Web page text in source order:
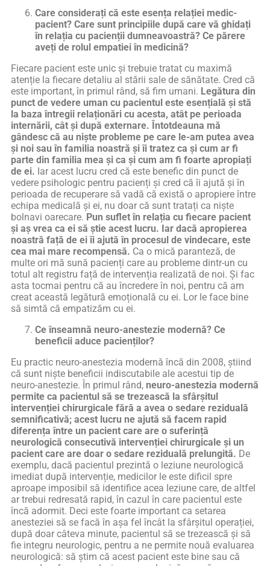
Care considerați că este esența relației medic-
pacient? Care sunt principiile după care vă ghidați
în relația cu pacienții dumneavoastră? Ce părere
aveți de rolul empatiei în medicină?
Fiecare pacient este unic și trebuie tratat cu maximă
atenție la fiecare detaliu al stării sale de sănătate. Cred că
este important, în primul rând, să fim umani. Legătura din
punct de vedere uman cu pacientul este esențială și stă
la baza întregii relaționări cu acesta, atât pe perioada
internării, cât și după externare. Întotdeauna mă
gândesc că au niște probleme pe care le-am putea avea
și noi sau în familia noastră și îi tratez ca și cum ar fi
parte din familia mea și ca și cum am fi foarte apropiați
de ei. Iar acest lucru cred că este benefic din punct de
vedere psihologic pentru pacienți și cred că îi ajută și în
perioada de recuperare să vadă că există o apropiere între
echipa medicală și ei, nu doar că sunt tratați ca niște
bolnavi oarecare. Pun suflet în relația cu fiecare pacient
și aș vrea ca ei să știe acest lucru. Iar dacă apropierea
noastră față de ei îi ajută în procesul de vindecare, este
cea mai mare recompensă. Ca o mică paranteză, de
multe ori mă sună pacienți care au probleme dintr-un cu
totul alt registru față de intervenția realizată de noi. Și fac
asta tocmai pentru că au încredere în noi, pentru că am
creat această legătură emoțională cu ei. Lor le face bine
să simtă că empatizăm cu ei.
Ce înseamnă neuro-anestezie modernă? Ce
beneficii aduce pacienților?
Eu practic neuro-anestezia modernă încă din 2008, știind
că sunt niște beneficii indiscutabile ale acestui tip de
neuro-anestezie. În primul rând, neuro-anestezia modernă
permite ca pacientul să se trezească la sfârșitul
intervenției chirurgicale fără a avea o sedare reziduală
semnificativă; acest lucru ne ajută să facem rapid
diferența între un pacient care are o suferință
neurologică consecutivă intervenției chirurgicale și un
pacient care are doar o sedare reziduală prelungită. De
exemplu, dacă pacientul prezintă o leziune neurologică
imediat după intervenție, medicilor le este dificil spre
aproape imposibil să identifice acea leziune care, de altfel
ar trebui redresată rapid, în cazul în care pacientul este
încă adormit. Deci este foarte important ca setarea
anesteziei să se facă în așa fel încât la sfârșitul operației,
după doar câteva minute, pacientul să se trezească și să
fie integru neurologic, pentru a ne permite nouă evaluarea
neurologică: să știm că acest pacient este bine sau că